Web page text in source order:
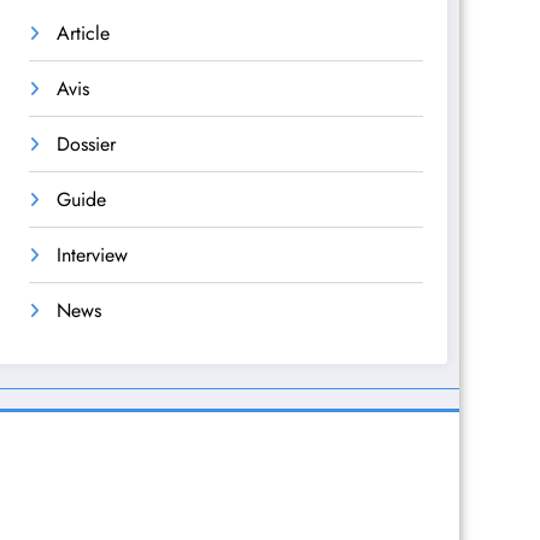
Article
Avis
Dossier
Guide
Interview
News